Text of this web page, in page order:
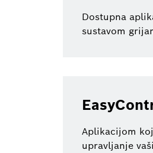
Dostupna
sustavom
Aplikacijom
upravljanje